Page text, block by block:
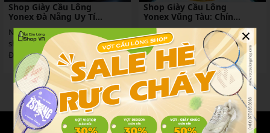
Shop Giày Cầu Lông
Yonex Đà Nẵng Uy Tín
Chính Hãng
Nếu bạn đang tìm kiếm
shop giày cầu lông Yonex
Đà Nẵng uy tín, nơi cung
cấp sản phẩm chính hãng
với công nghệ Power...
Shop Giày Cầu Lông
Yonex Vũng Tàu: Chính
Hãng, Uy Tín Nhất
Nếu bạn đang tìm kiếm
shop giày cầu lông Yonex
Vũng Tàu với sản phẩm
chính hãng, giá cạnh tranh
và dịch vụ chuyên nghiệp,...
1 2 ... 10
×